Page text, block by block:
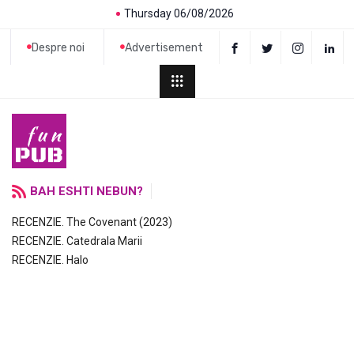
Thursday 06/08/2026
Despre noi Advertisement
BAH ESHTI NEBUN?
RECENZIE. The Covenant (2023)
RECENZIE. Catedrala Marii
RECENZIE. Halo